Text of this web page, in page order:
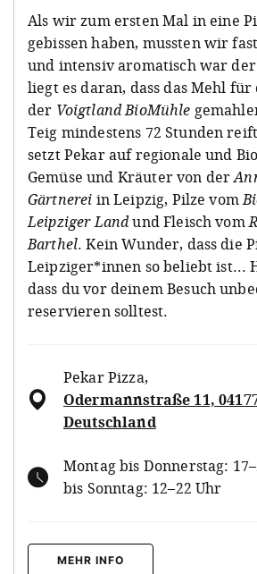
Als wir zum ersten Mal in eine
gebissen haben, mussten wir
und intensiv aromatisch war
liegt es daran, dass das Mehl für
der Voigtland BioMühle
Teig mindestens 72 Stunden
setzt Pekar auf regionale und
Gemüse und Kräuter von der
Gärtnerei in Leipzig, Pilze vom
Leipziger Landund Fleisch vom
Barthel. Kein Wunder, dass die
Leipziger*innen so beliebt ist...
dass du vor deinem Besuch
reservieren solltest.
Pekar Pizza,
Odermannstraße 11,
Deutschland
Montag bis Donnerstag:
bis Sonntag: 12–22 Uhr
MEHR INFO